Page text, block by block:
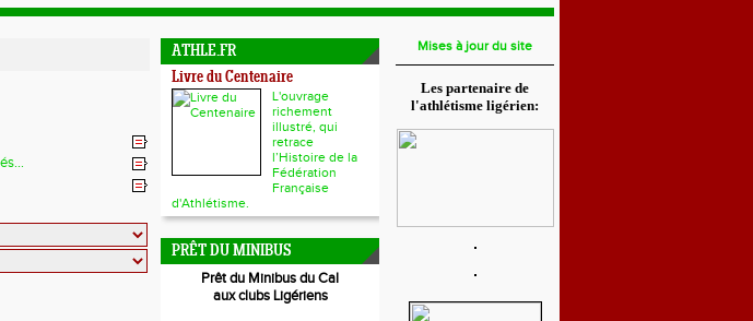
ATHLE.FR
Livre du Centenaire
L'ouvrage
richement
illustré, qui
retrace
l’Histoire de la
Fédération
Française
d'Athlétisme.
PRÊT DU MINIBUS
Prêt du Minibus du Cal
aux clubs Ligériens
Mises à jour du site
Les partenaire de
l'athlétisme ligérien: